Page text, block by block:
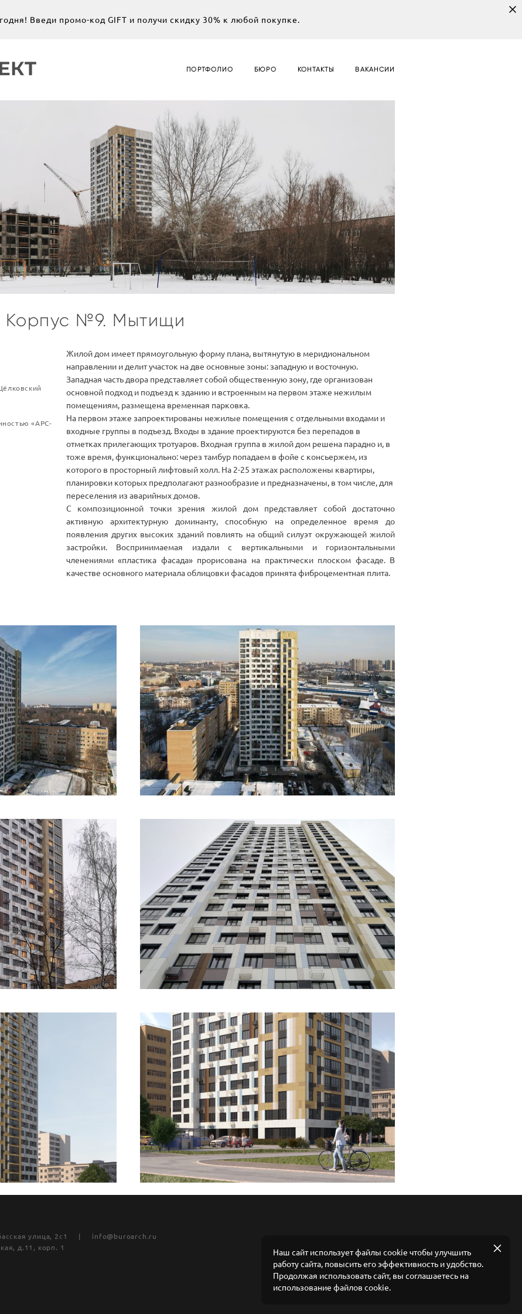
Введи промо-код GIFT и получи скидку 30% к любой покупке.
ПОРТФОЛИО БЮРО КОНТАКТЫ ВАКАНСИИ
Корпус №9. Мытищи
«АРС-
Жилой дом имеет прямоугольную форму плана, вытянутую в меридиональном
направлении и делит участок на две основные зоны: западную и восточную.
Западная часть двора представляет собой общественную зону, где организован
основной подход и подъезд к зданию и встроенным на первом этаже нежилым
помещениям, размещена временная парковка.
На первом этаже запроектированы нежилые помещения с отдельными входами и
входные группы в подъезд. Входы в здание проектируются без перепадов в
отметках прилегающих тротуаров. Входная группа в жилой дом решена парадно и, в
тоже время, функционально: через тамбур попадаем в фойе с консьержем, из
которого в просторный лифтовый холл. На 2-25 этажах расположены квартиры,
планировки которых предполагают разнообразие и предназначены, в том числе, для
переселения из аварийных домов.
С композиционной точки зрения жилой дом представляет собой достаточно
активную архитектурную доминанту, способную на определенное время до
появления других высоких зданий повлиять на общий силуэт окружающей жилой
застройки. Воспринимаемая издали с вертикальными и горизонтальными
членениями «пластика фасада» прорисована на практически плоском фасаде. В
качестве основного материала облицовки фасадов принята фиброцементная плита.
улица, 2с1 | info@buroarch.ru
д.11, корп. 1
Наш сайт использует файлы cookie чтобы улучшить
работу сайта, повысить его эффективность и удобство.
Продолжая использовать сайт, вы соглашаетесь на
использование файлов cookie.